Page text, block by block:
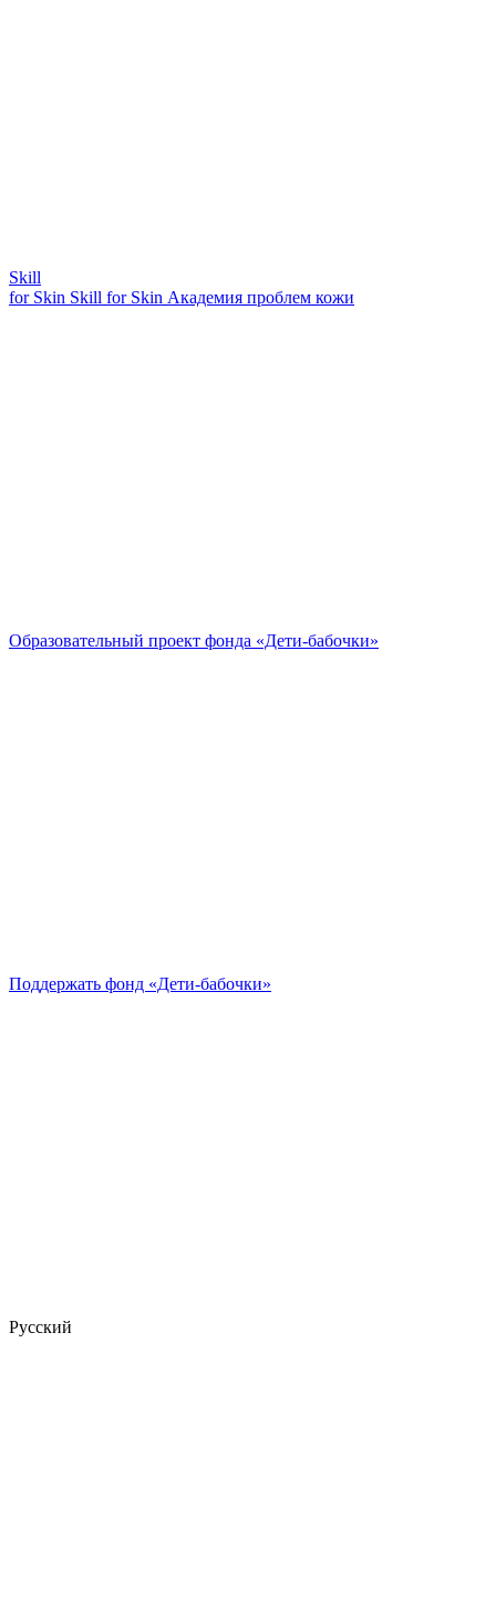
Skill
for Skin Skill for Skin Академия проблем кожи
Образовательный проект фонда «Дети-бабочки»
Поддержать фонд «Дети-бабочки»
Русский